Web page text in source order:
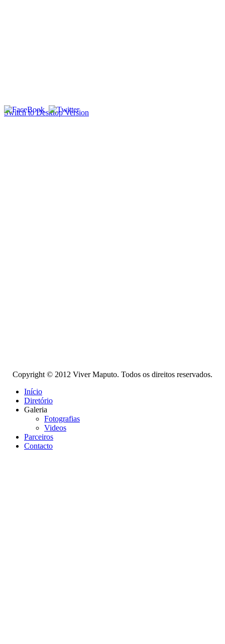
Switch to Desktop Version
Copyright © 2012 Viver Maputo. Todos os direitos reservados.
Início
Diretório
Galeria
Fotografias
Videos
Parceiros
Contacto